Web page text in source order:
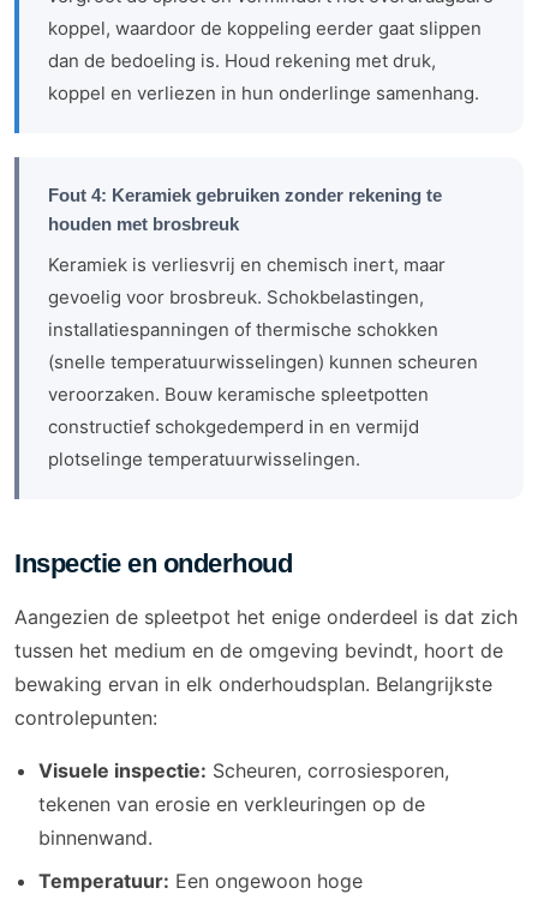
koppel, waardoor de koppeling eerder gaat slippen
dan de bedoeling is. Houd rekening met druk,
koppel en verliezen in hun onderlinge samenhang.
Fout 4: Keramiek gebruiken zonder rekening te
houden met brosbreuk
Keramiek is verliesvrij en chemisch inert, maar
gevoelig voor brosbreuk. Schokbelastingen,
installatiespanningen of thermische schokken
(snelle temperatuurwisselingen) kunnen scheuren
veroorzaken. Bouw keramische spleetpotten
constructief schokgedemperd in en vermijd
plotselinge temperatuurwisselingen.
Inspectie en onderhoud
Aangezien de spleetpot het enige onderdeel is dat zich
tussen het medium en de omgeving bevindt, hoort de
bewaking ervan in elk onderhoudsplan. Belangrijkste
controlepunten:
Visuele inspectie: Scheuren, corrosiesporen,
tekenen van erosie en verkleuringen op de
binnenwand.
Temperatuur: Een ongewoon hoge